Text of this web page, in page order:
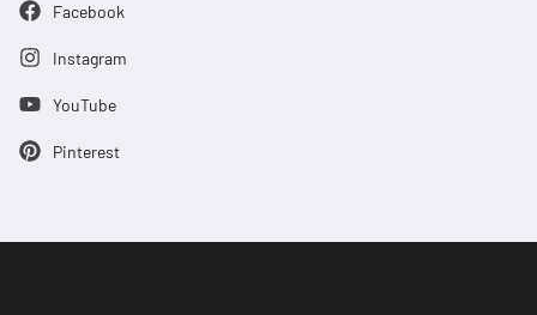
Facebook
Instagram
YouTube
Pinterest